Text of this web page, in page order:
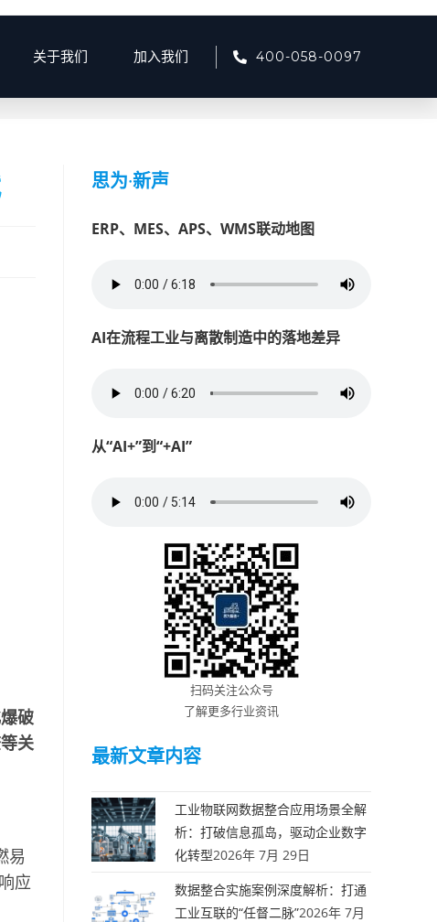
关于我们 加入我们 400-058-0097
产品资讯 > 智慧民用爆炸物安全监管平台：助力安全监管新时代
破
关
易
应
思为·新声
ERP、MES、APS、WMS联动地图
AI在流程工业与离散制造中的落地差异
从“AI+”到“+AI”
扫码关注公众号
了解更多行业资讯
最新文章内容
工业物联网数据整合应用场景全解
析：打破信息孤岛，驱动企业数字
化转型2026年 7月 29日
数据整合实施案例深度解析：打通
工业互联的“任督二脉”2026年 7月